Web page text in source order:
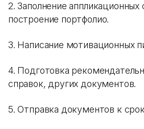
2. Заполнение
построение портфолио.
3. Написание мотивационных
4. Подготовка
справок, других документов.
5. Отправка документов к